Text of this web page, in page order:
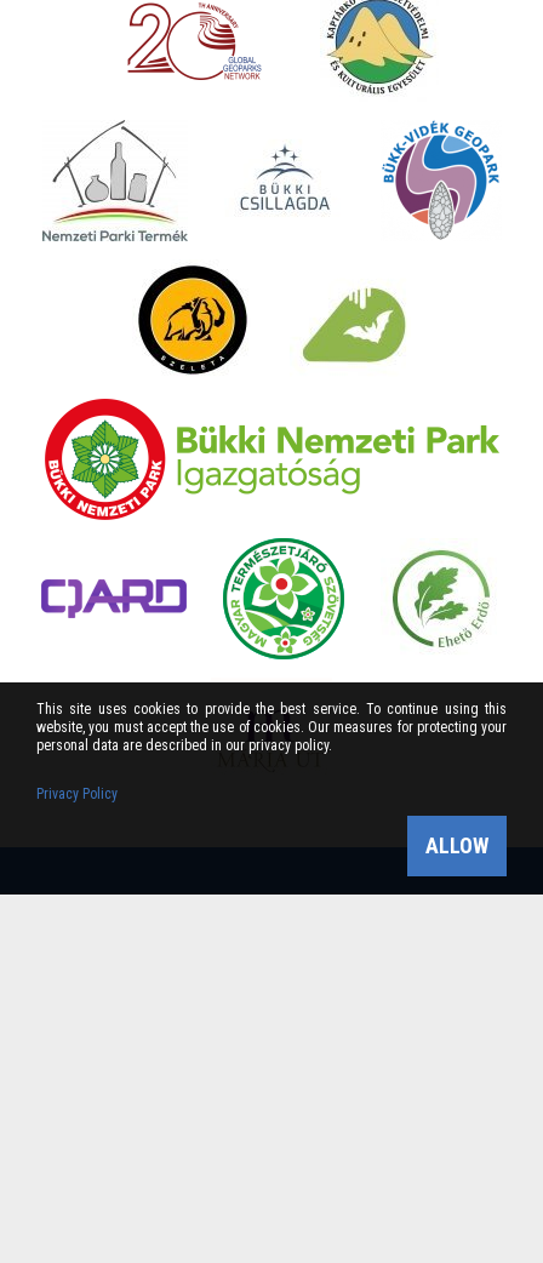
This site uses cookies to provide the best service. To continue using this
website, you must accept the use of cookies. Our measures for protecting your
personal data are described in our privacy policy.
Privacy Policy
ALLOW